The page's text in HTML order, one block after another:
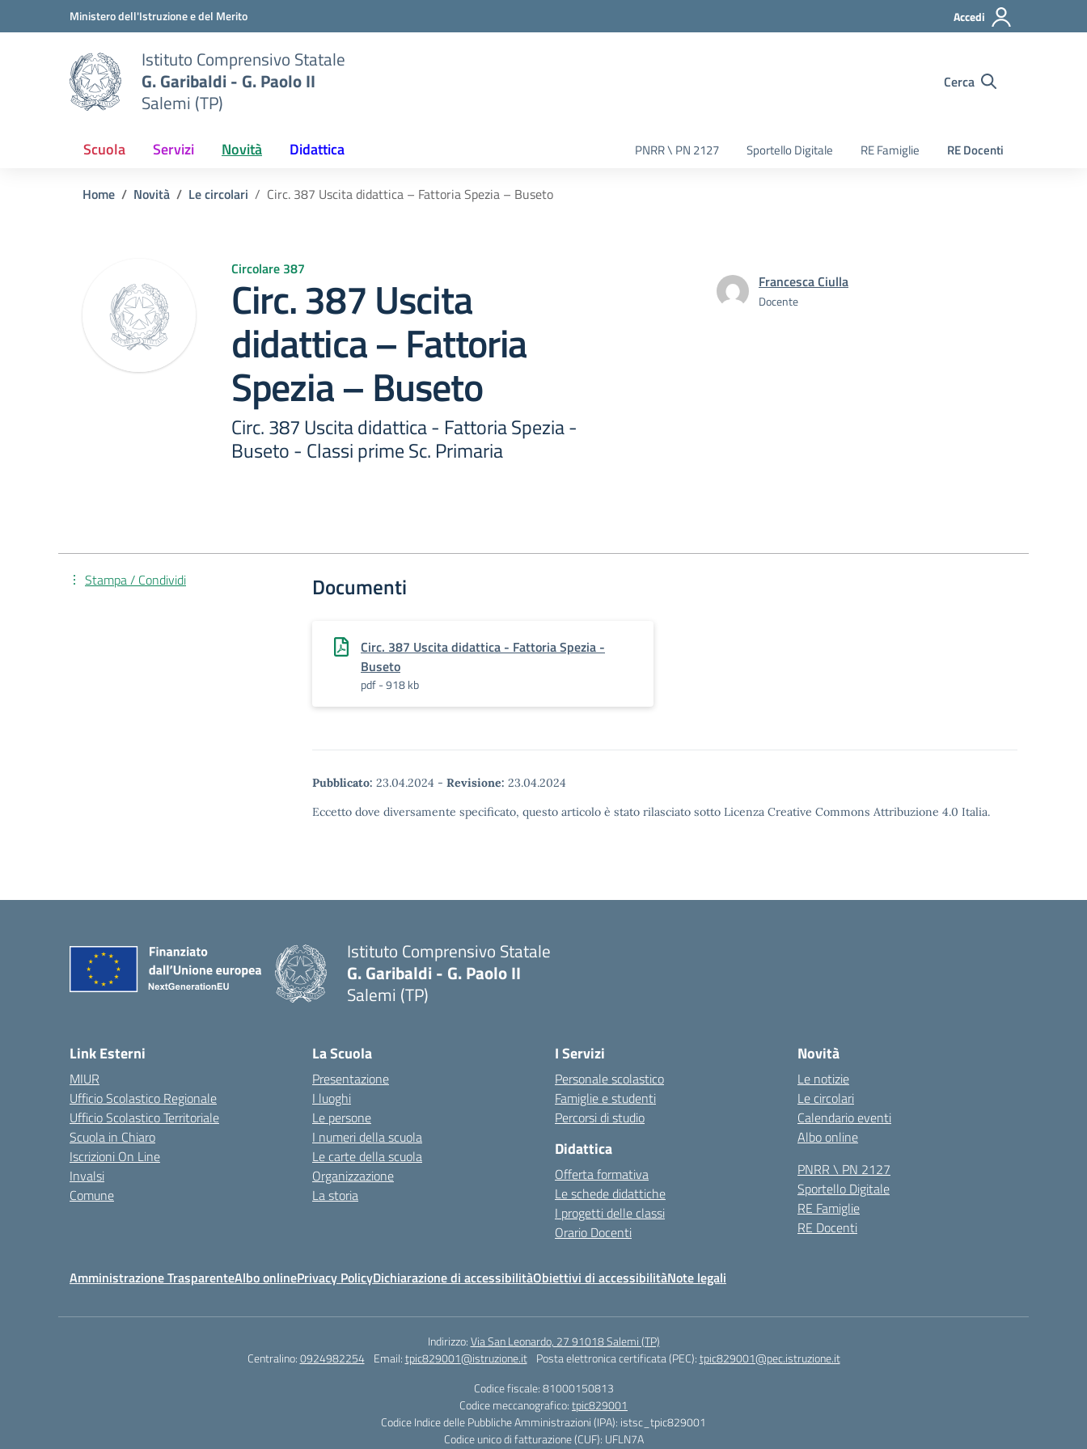
Vai ai contenuti
Vai al menu di navigazioneMinistero dell'Istruzione e del Merito Accedi
Istituto Comprensivo Statale
G. Garibaldi - G. Paolo II
Salemi (TP)
Cerca
Scuola Servizi Novità Didattica PNRR \ PN 2127 Sportello Digitale RE Famiglie RE Docenti
Home Novità Le circolari Circ. 387 Uscita didattica – Fattoria Spezia – Buseto
Circolare 387
Circ. 387 Uscita
didattica – Fattoria
Spezia – Buseto
Circ. 387 Uscita didattica - Fattoria Spezia -
Buseto - Classi prime Sc. Primaria
Francesca Ciulla
Docente
Documenti
Circ. 387 Uscita didattica - Fattoria Spezia -
Buseto
pdf - 918 kb
Pubblicato: 23.04.2024 - Revisione: 23.04.2024
Eccetto dove diversamente specificato, questo articolo è stato rilasciato sotto Licenza Creative Commons Attribuzione 4.0 Italia.
Stampa / Condividi
Istituto Comprensivo Statale
G. Garibaldi - G. Paolo II
Salemi (TP)
Link Esterni
MIUR
Ufficio Scolastico Regionale
Ufficio Scolastico Territoriale
Scuola in Chiaro
Iscrizioni On Line
Invalsi
Comune
La Scuola
Presentazione
I luoghi
Le persone
I numeri della scuola
Le carte della scuola
Organizzazione
La storia
I Servizi
Personale scolastico
Famiglie e studenti
Percorsi di studio
Didattica
Offerta formativa
Le schede didattiche
I progetti delle classi
Orario Docenti
Novità
Le notizie
Le circolari
Calendario eventi
Albo online
PNRR \ PN 2127
Sportello Digitale
RE Famiglie
RE Docenti
Amministrazione TrasparenteAlbo onlinePrivacy PolicyDichiarazione di accessibilitàObiettivi di accessibilitàNote legali
Indirizzo:Via San Leonardo, 27 91018 Salemi (TP)
Centralino:0924982254 Email:tpic829001@istruzione.it Posta elettronica certificata (PEC):tpic829001@pec.istruzione.it
Codice fiscale: 81000150813
Codice meccanografico:tpic829001
Codice Indice delle Pubbliche Amministrazioni (IPA): istsc_tpic829001
Codice unico di fatturazione (CUF): UFLN7A